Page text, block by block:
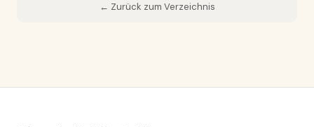
← Zurück zum Verzeichnis